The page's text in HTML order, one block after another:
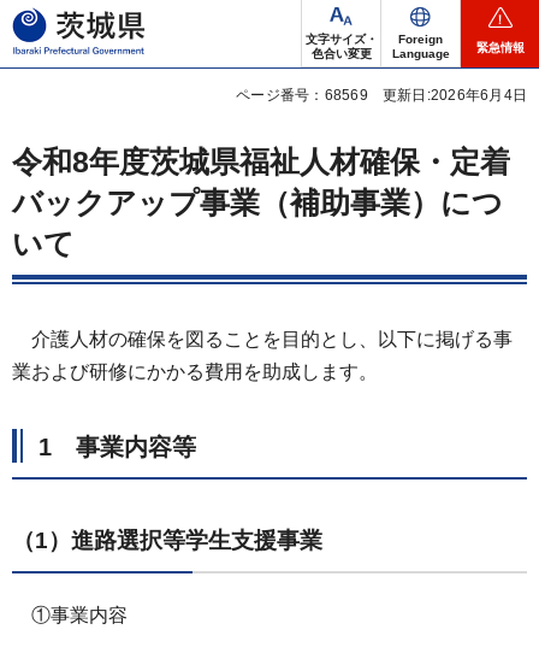
茨城県
文字サイズ・
色合い変更
Foreign
Language
緊急情報
ページ番号：68569 更新日:2026年6月4日
令和8年度茨城県福祉人材確保・定着
バックアップ事業（補助事業）につ
いて
介護人材の確保を図ることを目的とし、以下に掲げる事
業および研修にかかる費用を助成します。
1 事業内容等
（1）進路選択等学生支援事業
①事業内容